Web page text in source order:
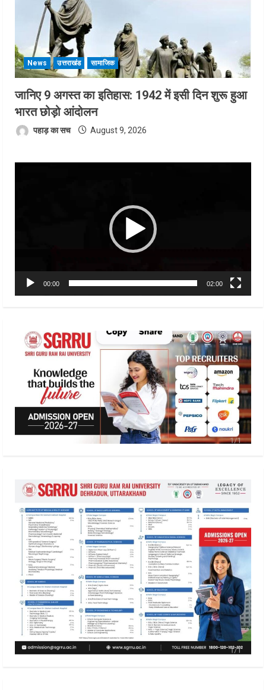
News उत्तराखंड सामाजिक
जानिए 9 अगस्त का इतिहास: 1942 में इसी दिन शुरू हुआ
भारत छोड़ो आंदोलन
पहाड़ का सच August 9, 2026
00:00 02:00